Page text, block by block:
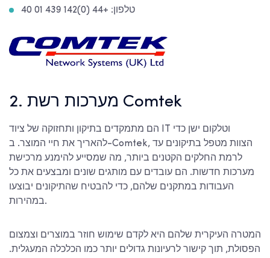
טלפון: +44 (0)142 439 01 40
2. מערכות רשת Comtek
הם מתמקדים בתיקון ותחזוקה של ציוד IT וטלקום ישן כדי
להאריך את חיי המוצר. ב-Comtek, הצוות מטפל בתיקונים עד
לרמת החלקים הקטנים ביותר, מה שמסייע להימנע מרכישת
מערכות חדשות. הם עובדים עם מותגים שונים ומבצעים את כל
העבודות במתקנים שלהם, כדי להבטיח שהתיקונים יבוצעו
במהירות.
המטרה העיקרית שלהם היא לקדם שימוש חוזר במוצרים וצמצום
הפסולת, תוך קישור לרעיונות גדולים יותר כמו הכלכלה המעגלית.